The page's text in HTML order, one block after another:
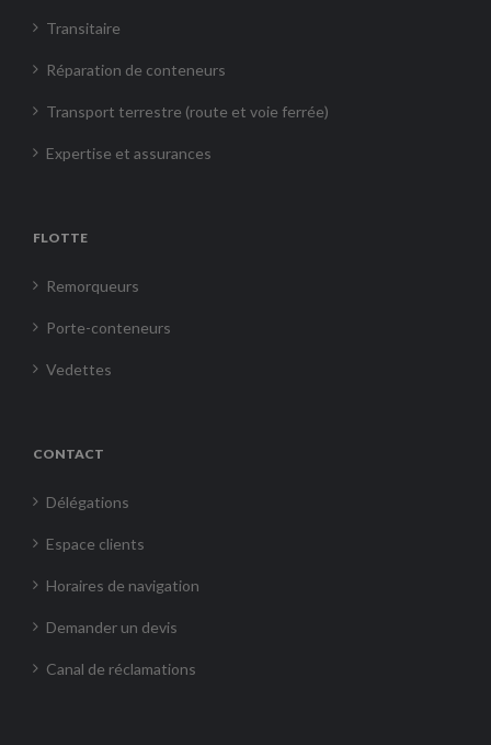
Transitaire
Réparation de conteneurs
Transport terrestre (route et voie ferrée)
Expertise et assurances
FLOTTE
Remorqueurs
Porte-conteneurs
Vedettes
CONTACT
Délégations
Espace clients
Horaires de navigation
Demander un devis
Canal de réclamations